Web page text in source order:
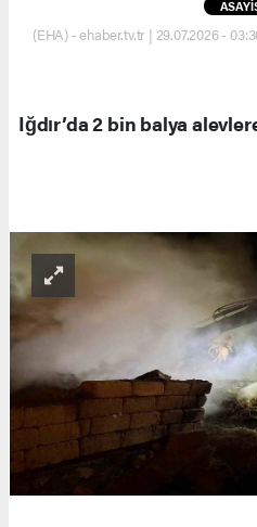
(EHA) - ehaber.tv.tr | 29.07.2026 -
Iğdır’da 2 bin balya